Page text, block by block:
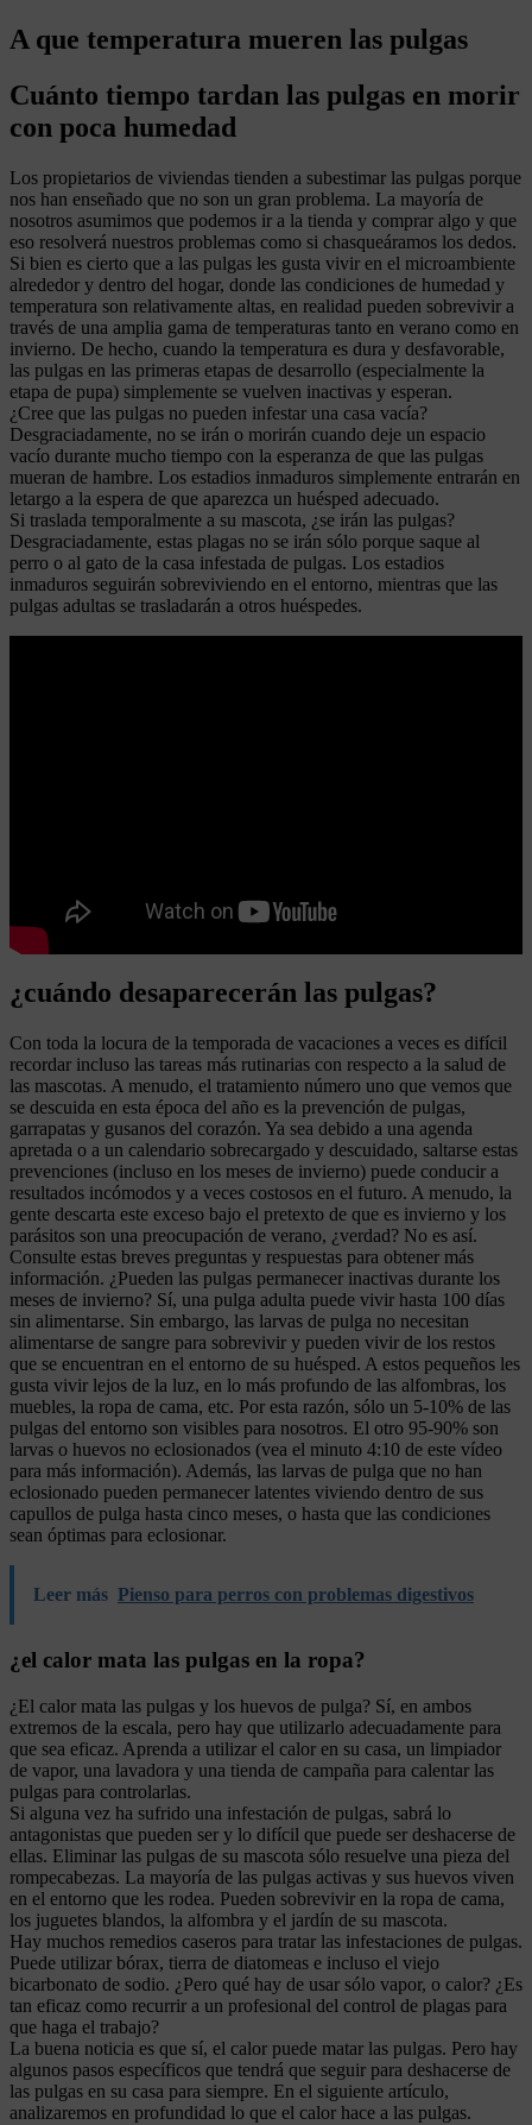
A que temperatura mueren las pulgas
Cuánto tiempo tardan las pulgas en morir
con poca humedad
Los propietarios de viviendas tienden a subestimar las pulgas porque
nos han enseñado que no son un gran problema. La mayoría de
nosotros asumimos que podemos ir a la tienda y comprar algo y que
eso resolverá nuestros problemas como si chasqueáramos los dedos.
Si bien es cierto que a las pulgas les gusta vivir en el microambiente
alrededor y dentro del hogar, donde las condiciones de humedad y
temperatura son relativamente altas, en realidad pueden sobrevivir a
través de una amplia gama de temperaturas tanto en verano como en
invierno. De hecho, cuando la temperatura es dura y desfavorable,
las pulgas en las primeras etapas de desarrollo (especialmente la
etapa de pupa) simplemente se vuelven inactivas y esperan.
¿Cree que las pulgas no pueden infestar una casa vacía?
Desgraciadamente, no se irán o morirán cuando deje un espacio
vacío durante mucho tiempo con la esperanza de que las pulgas
mueran de hambre. Los estadios inmaduros simplemente entrarán en
letargo a la espera de que aparezca un huésped adecuado.
Si traslada temporalmente a su mascota, ¿se irán las pulgas?
Desgraciadamente, estas plagas no se irán sólo porque saque al
perro o al gato de la casa infestada de pulgas. Los estadios
inmaduros seguirán sobreviviendo en el entorno, mientras que las
pulgas adultas se trasladarán a otros huéspedes.
¿cuándo desaparecerán las pulgas?
Con toda la locura de la temporada de vacaciones a veces es difícil
recordar incluso las tareas más rutinarias con respecto a la salud de
las mascotas. A menudo, el tratamiento número uno que vemos que
se descuida en esta época del año es la prevención de pulgas,
garrapatas y gusanos del corazón. Ya sea debido a una agenda
apretada o a un calendario sobrecargado y descuidado, saltarse estas
prevenciones (incluso en los meses de invierno) puede conducir a
resultados incómodos y a veces costosos en el futuro. A menudo, la
gente descarta este exceso bajo el pretexto de que es invierno y los
parásitos son una preocupación de verano, ¿verdad? No es así.
Consulte estas breves preguntas y respuestas para obtener más
información. ¿Pueden las pulgas permanecer inactivas durante los
meses de invierno? Sí, una pulga adulta puede vivir hasta 100 días
sin alimentarse. Sin embargo, las larvas de pulga no necesitan
alimentarse de sangre para sobrevivir y pueden vivir de los restos
que se encuentran en el entorno de su huésped. A estos pequeños les
gusta vivir lejos de la luz, en lo más profundo de las alfombras, los
muebles, la ropa de cama, etc. Por esta razón, sólo un 5-10% de las
pulgas del entorno son visibles para nosotros. El otro 95-90% son
larvas o huevos no eclosionados (vea el minuto 4:10 de este vídeo
para más información). Además, las larvas de pulga que no han
eclosionado pueden permanecer latentes viviendo dentro de sus
capullos de pulga hasta cinco meses, o hasta que las condiciones
sean óptimas para eclosionar.
Leer más Pienso para perros con problemas digestivos
¿el calor mata las pulgas en la ropa?
¿El calor mata las pulgas y los huevos de pulga? Sí, en ambos
extremos de la escala, pero hay que utilizarlo adecuadamente para
que sea eficaz. Aprenda a utilizar el calor en su casa, un limpiador
de vapor, una lavadora y una tienda de campaña para calentar las
pulgas para controlarlas.
Si alguna vez ha sufrido una infestación de pulgas, sabrá lo
antagonistas que pueden ser y lo difícil que puede ser deshacerse de
ellas. Eliminar las pulgas de su mascota sólo resuelve una pieza del
rompecabezas. La mayoría de las pulgas activas y sus huevos viven
en el entorno que les rodea. Pueden sobrevivir en la ropa de cama,
los juguetes blandos, la alfombra y el jardín de su mascota.
Hay muchos remedios caseros para tratar las infestaciones de pulgas.
Puede utilizar bórax, tierra de diatomeas e incluso el viejo
bicarbonato de sodio. ¿Pero qué hay de usar sólo vapor, o calor? ¿Es
tan eficaz como recurrir a un profesional del control de plagas para
que haga el trabajo?
La buena noticia es que sí, el calor puede matar las pulgas. Pero hay
algunos pasos específicos que tendrá que seguir para deshacerse de
las pulgas en su casa para siempre. En el siguiente artículo,
analizaremos en profundidad lo que el calor hace a las pulgas.